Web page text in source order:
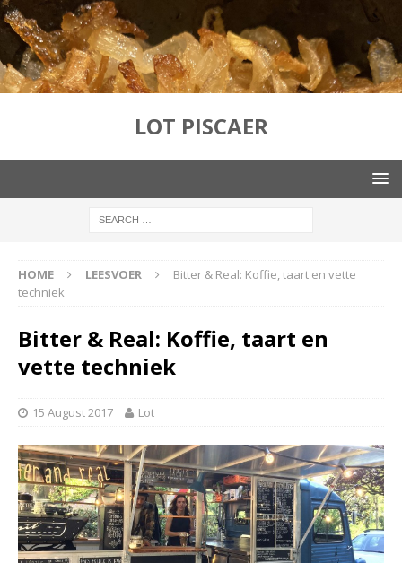
LOT PISCAER
HOME LEESVOER
Bitter & Real: Koffie, taart en vette
techniek
Bitter & Real: Koffie, taart en
vette techniek
15 August 2017 Lot